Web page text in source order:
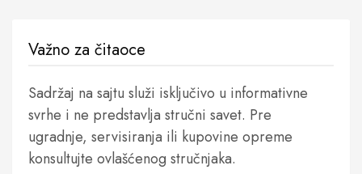
Važno za čitaoce
Sadržaj na sajtu služi isključivo u informativne
svrhe i ne predstavlja stručni savet. Pre
ugradnje, servisiranja ili kupovine opreme
konsultujte ovlašćenog stručnjaka.